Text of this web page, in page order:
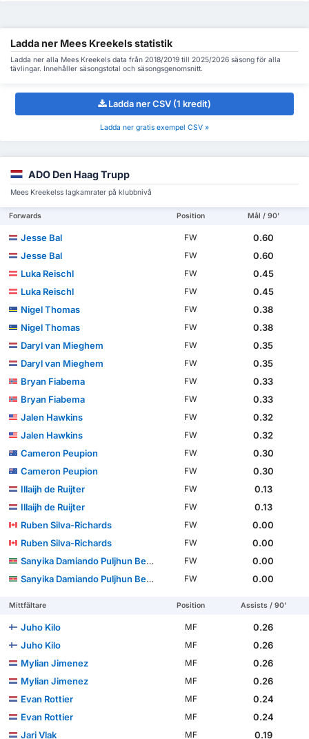
Ladda ner Mees Kreekels statistik
Ladda ner alla Mees Kreekels data från 2018/2019 till 2025/2026 säsong för alla
tävlingar. Innehåller säsongstotal och säsongsgenomsnitt.
Ladda ner CSV (1 kredit)
Ladda ner gratis exempel CSV »
ADO Den Haag Trupp
Mees Kreekelss lagkamrater på klubbnivå
Forwards Position Mål / 90'
Jesse Bal FW
0.60
Jesse Bal
FW
0.60
Luka Reischl
FW
0.45
Luka Reischl
FW
0.45
Nigel Thomas
FW
0.38
Nigel Thomas
FW
0.38
Daryl van Mieghem
FW
0.35
Daryl van Mieghem
FW
0.35
Bryan Fiabema
FW
0.33
Bryan Fiabema
FW
0.33
Jalen Hawkins
FW
0.32
Jalen Hawkins
FW
0.32
Cameron Peupion
FW
0.30
Cameron Peupion
FW
0.30
Illaijh de Ruijter
FW
0.13
Illaijh de Ruijter
FW
0.13
Ruben Silva-Richards
FW
0.00
Ruben Silva-Richards
FW
0.00
Sanyika Damiando Puljhun Bergtop
FW
0.00
Sanyika Damiando Puljhun Bergtop
FW 0.00
Mittfältare Position Assists / 90'
Juho Kilo MF
0.26
Juho Kilo
MF
0.26
Mylian Jimenez
MF
0.26
Mylian Jimenez
MF
0.26
Evan Rottier
MF
0.24
Evan Rottier
MF
0.24
Jari Vlak
MF 0.19